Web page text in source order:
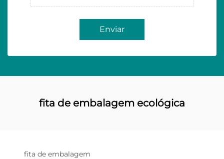
Enviar
fita de embalagem ecológica
fita de embalagem